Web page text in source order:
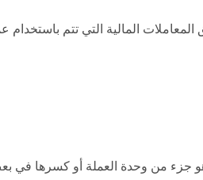
المالية التي تتم
جزء من وحدة العملة أو كسرها في